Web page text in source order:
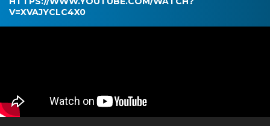
V=XVAJYCLC4X0
Pemutar